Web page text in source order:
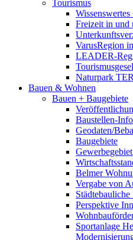
Tourismus
Freizeit in und
VarusRegion
LEADER-
Naturpark
Bauen & Wohnen
Bauen + Baugebiete
Baustellen-
Geodaten/
Baugebiete
Belmer
Vergabe von
Städtebauliche
Perspektive
Sportanlage